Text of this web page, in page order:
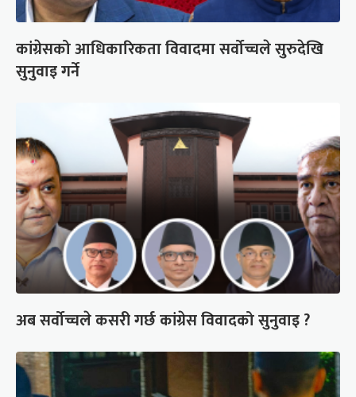
कांग्रेसको आधिकारिकता विवादमा सर्वोच्चले सुरुदेखि
सुनुवाइ गर्ने
अब सर्वोच्चले कसरी गर्छ कांग्रेस विवादको सुनुवाइ ?